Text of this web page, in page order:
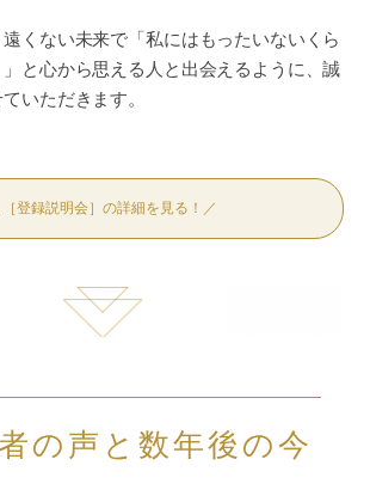
遠くない未来で「私にはもったいないくら
と心から思える人と出会えるように、誠
いただきます。
［登録説明会］の詳細を見る！／
の声と数年後の今